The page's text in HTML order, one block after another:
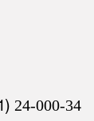
24-000-34